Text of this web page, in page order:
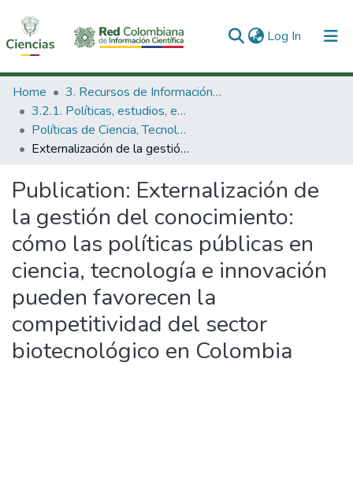
Log In (current)
Communities & Collections
All of DSpace
Statistics
Home
3. Recursos de Información Científica y Tecnológica
3.2.1. Políticas, estudios, evaluaciones e indicadores de CTeI
Políticas de Ciencia, Tecnología e Innovación
Externalización de la gestión del conocimiento: cómo las políticas públicas en ciencia, tecnología e innovación pueden favorecen la competitividad del sector biotecnológico en Colombia
Publication: Externalización de
la gestión del conocimiento:
cómo las políticas públicas en
ciencia, tecnología e innovación
pueden favorecen la
competitividad del sector
biotecnológico en Colombia